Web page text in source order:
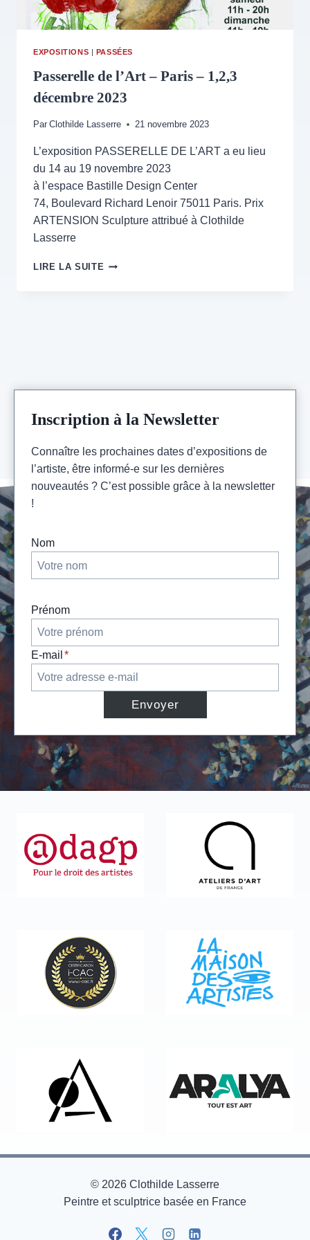
EXPOSITIONS | PASSÉES
Passerelle de l’Art – Paris – 1,2,3
décembre 2023
Par Clothilde Lasserre 21 novembre 2023
L’exposition PASSERELLE DE L’ART a eu lieu
du 14 au 19 novembre 2023
à l’espace Bastille Design Center
74, Boulevard Richard Lenoir 75011 Paris. Prix
ARTENSION Sculpture attribué à Clothilde
Lasserre
LIRE LA SUITE PASSERELLE
Inscription à la Newsletter
Connaître les prochaines dates d’expositions de
l’artiste, être informé-e sur les dernières
nouveautés ? C’est possible grâce à la newsletter
!
Nom
Prénom
E-mail *
Envoyer
© 2026 Clothilde Lasserre
Peintre et sculptrice basée en France